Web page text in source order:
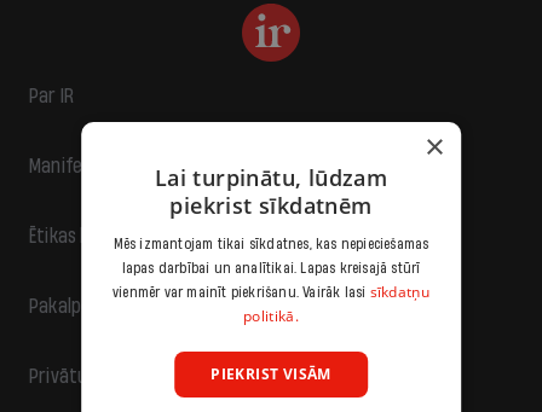
Par IR
Manifests
Ētikas kodekss
Pakalpojumu sniegšanas noteikumi
Privātuma politika
×
Lai turpinātu, lūdzam
piekrist sīkdatnēm
Mēs izmantojam tikai sīkdatnes, kas nepieciešamas
lapas darbībai un analītikai. Lapas kreisajā stūrī
vienmēr var mainīt piekrišanu. Vairāk lasi sīkdatņu
politikā.
PIEKRIST VISĀM